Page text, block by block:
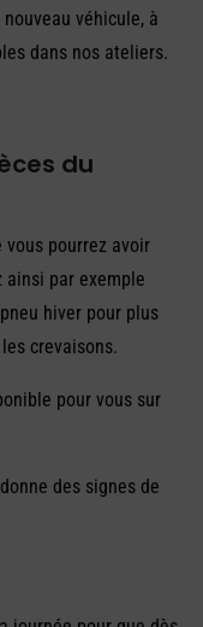
véhicule, à
dans nos ateliers.
du
pourrez avoir
ainsi par exemple
hiver pour plus
crevaisons.
pour vous sur
des signes de